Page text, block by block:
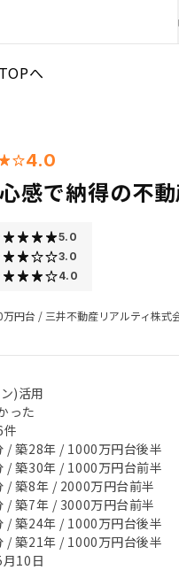
へ
4.0
感で納得の不
5.0
3.0
4.0
万円台 / 三井不動産リアルティ株式
)活用
った
件
/ 築28年 / 1000万円台後半
/ 築30年 / 1000万円台前半
/ 築8年 / 2000万円台前半
/ 築7年 / 3000万円台前半
/ 築24年 / 1000万円台後半
/ 築21年 / 1000万円台後半
10日